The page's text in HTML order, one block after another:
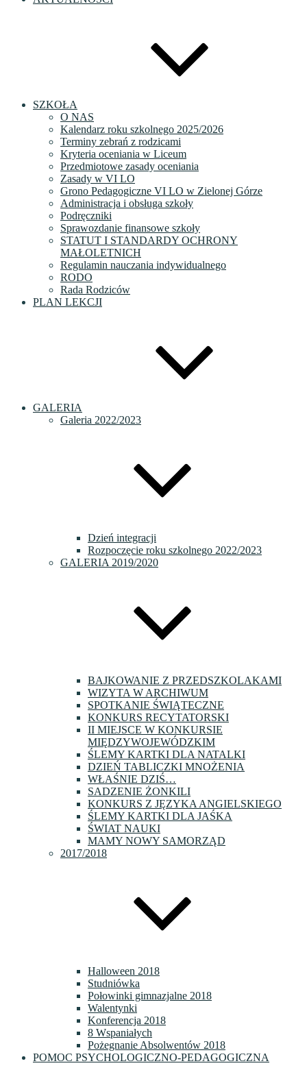
SZKOŁA
O NAS
Kalendarz roku szkolnego 2025/2026
Terminy zebrań z rodzicami
Kryteria oceniania w Liceum
Przedmiotowe zasady oceniania
Zasady w VI LO
Grono Pedagogiczne VI LO w Zielonej Górze
Administracja i obsługa szkoły
Podręczniki
Sprawozdanie finansowe szkoły
STATUT I STANDARDY OCHRONY
MAŁOLETNICH
Regulamin nauczania indywidualnego
RODO
Rada Rodziców
PLAN LEKCJI
GALERIA
Galeria 2022/2023
Dzień integracji
Rozpoczęcie roku szkolnego 2022/2023
GALERIA 2019/2020
BAJKOWANIE Z PRZEDSZKOLAKAMI
WIZYTA W ARCHIWUM
SPOTKANIE ŚWIĄTECZNE
KONKURS RECYTATORSKI
II MIEJSCE W KONKURSIE
MIĘDZYWOJEWÓDZKIM
ŚLEMY KARTKI DLA NATALKI
DZIEŃ TABLICZKI MNOŻENIA
WŁAŚNIE DZIŚ…
SADZENIE ŻONKILI
KONKURS Z JĘZYKA ANGIELSKIEGO
ŚLEMY KARTKI DLA JAŚKA
ŚWIAT NAUKI
MAMY NOWY SAMORZĄD
2017/2018
Halloween 2018
Studniówka
Połowinki gimnazjalne 2018
Walentynki
Konferencja 2018
8 Wspaniałych
Pożegnanie Absolwentów 2018
POMOC PSYCHOLOGICZNO-PEDAGOGICZNA